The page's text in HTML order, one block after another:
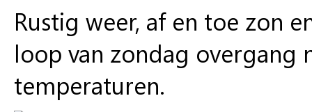
Rustig weer, af en toe zon
loop van zondag overgang
temperaturen.